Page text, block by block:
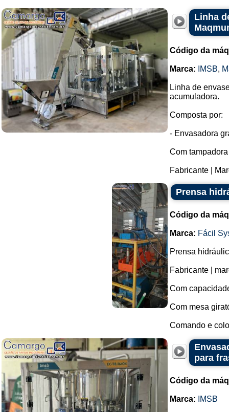
Linha
Código da
Marca: IMSB,
Linha de
acumuladora.
Composta por:
- Envasadora
Com
Fabricante |
Prensa
Código da
Marca: Fácil
Prensa
Fabricante |
Com
Com mesa
Comando e
para
Código da
Marca: IMSB